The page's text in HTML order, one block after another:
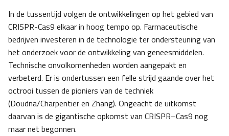
In de tussentijd volgen de ontwikkelingen op het gebied van
CRISPR-Cas9 elkaar in hoog tempo op. Farmaceutische
bedrijven investeren in de technologie ter ondersteuning van
het onderzoek voor de ontwikkeling van geneesmiddelen.
Technische onvolkomenheden worden aangepakt en
verbeterd. Er is ondertussen een felle strijd gaande over het
octrooi tussen de pioniers van de techniek
(Doudna/Charpentier en Zhang). Ongeacht de uitkomst
daarvan is de gigantische opkomst van CRISPR–Cas9 nog
maar net begonnen.